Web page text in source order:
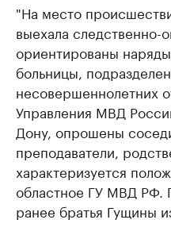
"На место
выехала следственно-
ориентированы
больницы,
несовершеннолетних
Управления МВД
Дону, опрошены
преподаватели,
характеризуется
областное ГУ МВД РФ.
ранее братья Гущины